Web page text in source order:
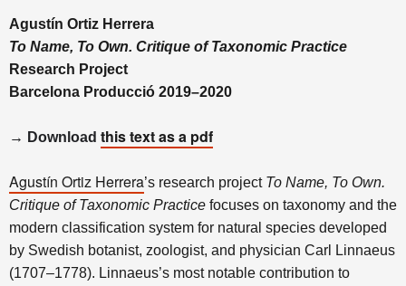
Agustín Ortiz Herrera
To Name, To Own. Critique of Taxonomic Practice
Research Project
Barcelona Producció 2019–2020
→ Download this text as a pdf
Agustín Ortiz Herrera’s research project To Name, To Own.
Critique of Taxonomic Practice focuses on taxonomy and the
modern classification system for natural species developed
by Swedish botanist, zoologist, and physician Carl Linnaeus
(1707–1778). Linnaeus’s most notable contribution to